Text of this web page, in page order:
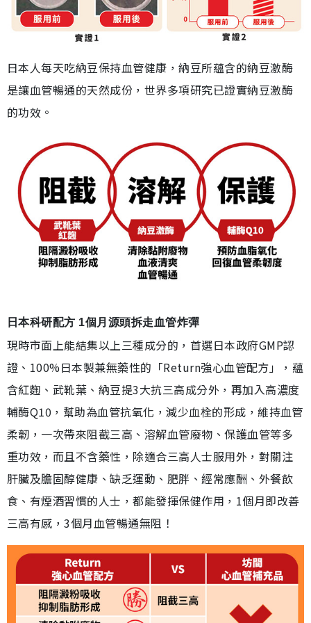
日本人每天吃納豆保持血管健康，納豆所蘊含的納豆激酶
是讓血管暢通的天然成份，世界多項研究已證實納豆激酶
的功效。
日本科研配方 1個月源頭拆走血管炸彈
現時市面上能結集以上三種成分的，首選日本政府GMP認
證、100%日本製兼無藥性的「Return強心血管配方」，蘊
含紅麴、武靴葉、納豆提3大抗三高成分外，再加入高濃度
輔酶Q10，幫助為血管抗氧化，減少血栓的形成，維持血管
柔韌，一次帶來阻截三高、溶解血管廢物、保護血管等多
重功效，而且不含藥性，除適合三高人士服用外，對關注
肝臟及膽固醇健康、缺乏運動、肥胖、經常應酬、外餐飲
食、有煙酒習慣的人士，都能發揮保健作用，1個月即改善
三高有感，3個月血管暢通無阻！